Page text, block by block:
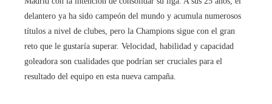
delantero ya ha sido campeón del mundo y acumula numerosos
títulos a nivel de clubes, pero la Champions sigue con el gran
reto que le gustaría superar. Velocidad, habilidad y capacidad
goleadora son cualidades que podrían ser cruciales para el
resultado del equipo en esta nueva campaña.